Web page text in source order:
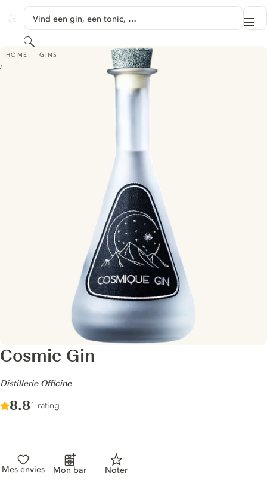
GINVENTORY
Vind een gin, een tonic, …
Zoeken
HOME GINS
COSMIC GIN - DISTILLERIE OFFICINE
Cosmic Gin
-
Distillerie Officine
Score :
8.8/ 10
1 rating
Mes envies Mon bar Noter